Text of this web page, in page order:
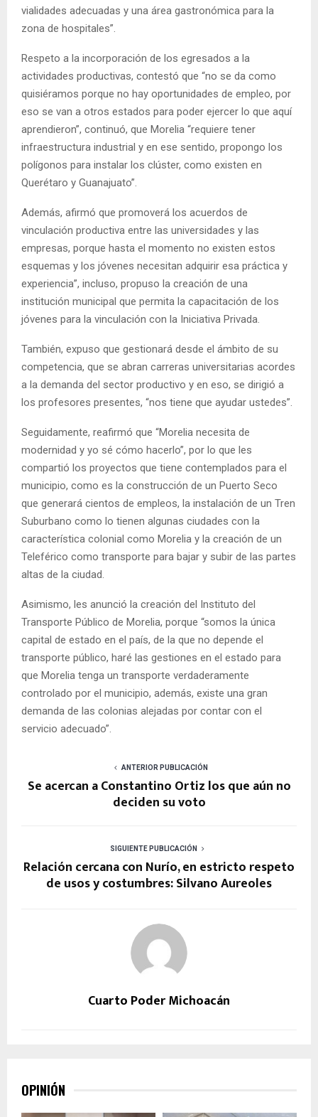
vialidades adecuadas y una área gastronómica para la
zona de hospitales”.
Respeto a la incorporación de los egresados a la
actividades productivas, contestó que “no se da como
quisiéramos porque no hay oportunidades de empleo, por
eso se van a otros estados para poder ejercer lo que aquí
aprendieron”, continuó, que Morelia “requiere tener
infraestructura industrial y en ese sentido, propongo los
polígonos para instalar los clúster, como existen en
Querétaro y Guanajuato”.
Además, afirmó que promoverá los acuerdos de
vinculación productiva entre las universidades y las
empresas, porque hasta el momento no existen estos
esquemas y los jóvenes necesitan adquirir esa práctica y
experiencia”, incluso, propuso la creación de una
institución municipal que permita la capacitación de los
jóvenes para la vinculación con la Iniciativa Privada.
También, expuso que gestionará desde el ámbito de su
competencia, que se abran carreras universitarias acordes
a la demanda del sector productivo y en eso, se dirigió a
los profesores presentes, “nos tiene que ayudar ustedes”.
Seguidamente, reafirmó que “Morelia necesita de
modernidad y yo sé cómo hacerlo”, por lo que les
compartió los proyectos que tiene contemplados para el
municipio, como es la construcción de un Puerto Seco
que generará cientos de empleos, la instalación de un Tren
Suburbano como lo tienen algunas ciudades con la
característica colonial como Morelia y la creación de un
Teleférico como transporte para bajar y subir de las partes
altas de la ciudad.
Asimismo, les anunció la creación del Instituto del
Transporte Público de Morelia, porque “somos la única
capital de estado en el país, de la que no depende el
transporte público, haré las gestiones en el estado para
que Morelia tenga un transporte verdaderamente
controlado por el municipio, además, existe una gran
demanda de las colonias alejadas por contar con el
servicio adecuado”.
ANTERIOR PUBLICACIÓN
Se acercan a Constantino Ortiz los que aún no
deciden su voto
SIGUIENTE PUBLICACIÓN
Relación cercana con Nurío, en estricto respeto
de usos y costumbres: Silvano Aureoles
Cuarto Poder Michoacán
OPINIÓN